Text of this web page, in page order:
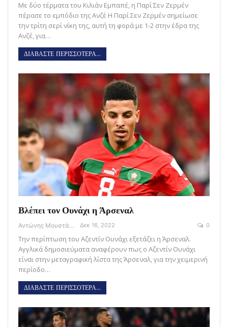
Με δύο τέρματα του Κιλιάν Εμπαπέ, η Παρί Σεν Ζερμέν
πέρασε το εμπόδιο της Ανζέ Η Παρί Σεν Ζερμέν σημείωσε
την τρίτη σερί νίκη της, αυτή τη φορά με 1-2 στην έδρα της
Ανζέ, για…
ΔΙΑΒΑΣΤΕ ΠΕΡΙΣΣΟΤΕΡΑ...
Βλέπει τον Ουνάχι η Άρσεναλ
Αντώνης Μουστάκας Δεκ 16, 2022 0
Την περίπτωση του Αζεντίν Ουνάχι εξετάζει η Άρσεναλ.
Αγγλικά δημοσιεύματα αναφέρουν πως ο Αζεντίν Ουνάχι
είναι στην μεταγραφική λίστα της Άρσεναλ, για την χειμερινή
περίοδο…
ΔΙΑΒΑΣΤΕ ΠΕΡΙΣΣΟΤΕΡΑ...